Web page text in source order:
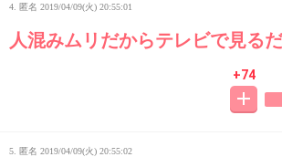
4. 匿名 2019/04/09(火) 20:55:01
人混みムリだからテレビで見る
+74
5. 匿名 2019/04/09(火) 20:55:02